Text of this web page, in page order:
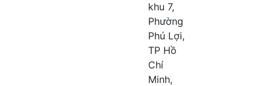
khu 7,
Phường
Phú Lợi,
TP Hồ
Chí
Minh,